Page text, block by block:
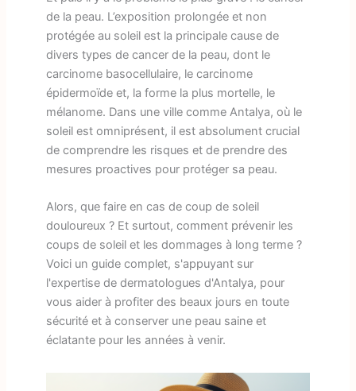
de la peau. L’exposition prolongée et non
protégée au soleil est la principale cause de
divers types de cancer de la peau, dont le
carcinome basocellulaire, le carcinome
épidermoïde et, la forme la plus mortelle, le
mélanome. Dans une ville comme Antalya, où le
soleil est omniprésent, il est absolument crucial
de comprendre les risques et de prendre des
mesures proactives pour protéger sa peau.
Alors, que faire en cas de coup de soleil
douloureux ? Et surtout, comment prévenir les
coups de soleil et les dommages à long terme ?
Voici un guide complet, s'appuyant sur
l'expertise de dermatologues d'Antalya, pour
vous aider à profiter des beaux jours en toute
sécurité et à conserver une peau saine et
éclatante pour les années à venir.